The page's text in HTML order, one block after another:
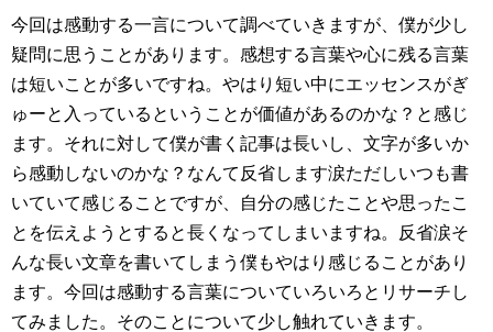
今回は感動する一言について調べていきますが、僕が少し
疑問に思うことがあります。感想する言葉や心に残る言葉
は短いことが多いですね。やはり短い中にエッセンスがぎ
ゅーと入っているということが価値があるのかな？と感じ
ます。それに対して僕が書く記事は長いし、文字が多いか
ら感動しないのかな？なんて反省します涙ただしいつも書
いていて感じることですが、自分の感じたことや思ったこ
とを伝えようとすると長くなってしまいますね。反省涙そ
んな長い文章を書いてしまう僕もやはり感じることがあり
ます。今回は感動する言葉についていろいろとリサーチし
てみました。そのことについて少し触れていきます。